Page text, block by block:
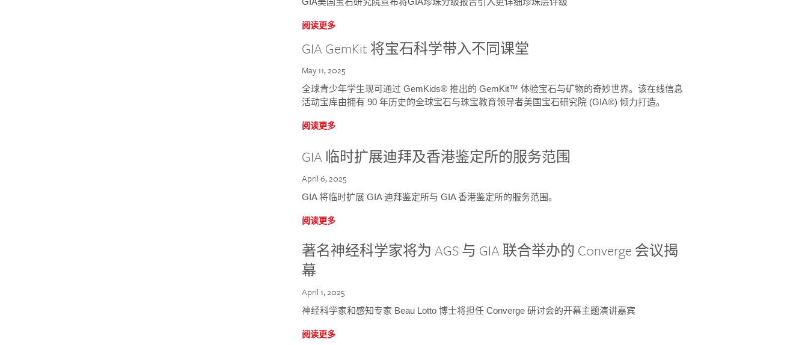
阅读更多
GIA GemKit 将宝石科学带入不同课堂
May 11, 2025
全球青少年学生现可通过 GemKids® 推出的 GemKit™ 体验宝石与矿物的奇妙世界。该在线信息
活动宝库由拥有 90 年历史的全球宝石与珠宝教育领导者美国宝石研究院 (GIA®) 倾力打造。
阅读更多
GIA 临时扩展迪拜及香港鉴定所的服务范围
April 6, 2025
GIA 将临时扩展 GIA 迪拜鉴定所与 GIA 香港鉴定所的服务范围。
阅读更多
著名神经科学家将为 AGS 与 GIA 联合举办的 Converge 会议揭
幕
April 1, 2025
神经科学家和感知专家 Beau Lotto 博士将担任 Converge 研讨会的开幕主题演讲嘉宾
阅读更多